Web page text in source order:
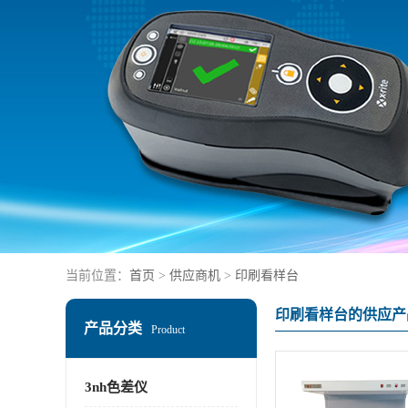
当前位置： 首页 > 供应商机 > 印刷看样台
产品分类 Product
3nh色差仪
印刷看样台的供应